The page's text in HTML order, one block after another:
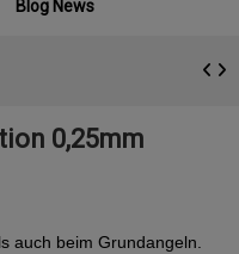
Blog News
0,25mm
auch beim Grundangeln.